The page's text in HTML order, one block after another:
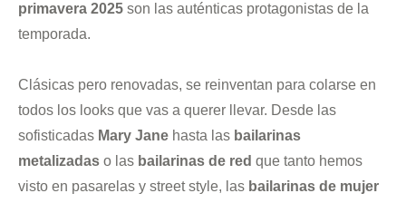
primavera 2025 son las auténticas protagonistas de la
temporada.
Clásicas pero renovadas, se reinventan para colarse en
todos los looks que vas a querer llevar. Desde las
sofisticadas Mary Jane hasta las bailarinas
metalizadas o las bailarinas de red que tanto hemos
visto en pasarelas y street style, las bailarinas de mujer